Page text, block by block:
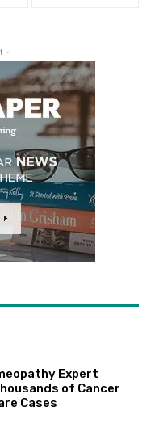
-
Expert
of Cancer
Cases